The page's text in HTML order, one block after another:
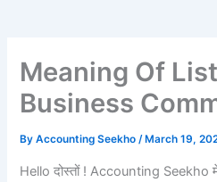
Meaning Of
Business
ByAccounting Seekho/ March 19,
Hello दोस्तों ! Accounting Seekho